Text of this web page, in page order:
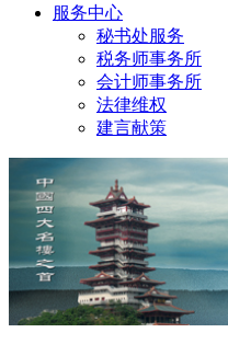
服务中心
秘书处服务
税务师事务所
会计师事务所
法律维权
建言献策